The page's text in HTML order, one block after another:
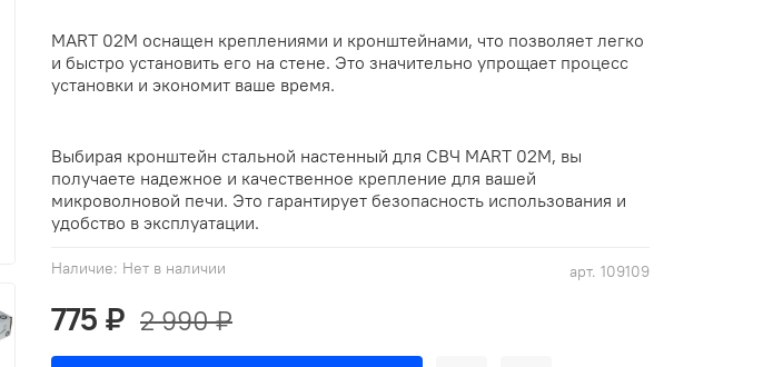
арт. 109109
Наличие: Нет в наличии
775 ₽ 2 990 ₽
MART 02M оснащен креплениями и кронштейнами, что позволяет легко
и быстро установить его на стене. Это значительно упрощает процесс
установки и экономит ваше время.
Выбирая кронштейн стальной настенный для СВЧ MART 02M, вы
получаете надежное и качественное крепление для вашей
микроволновой печи. Это гарантирует безопасность использования и
удобство в эксплуатации.